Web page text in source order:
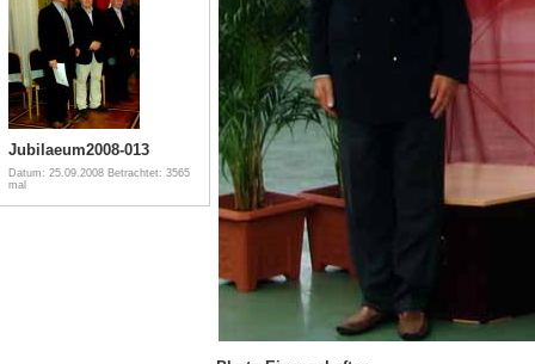
Jubilaeum2008-013
Datum: 25.09.2008 Betrachtet: 3565
mal